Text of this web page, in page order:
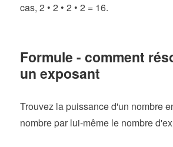
cas, 2 • 2 • 2 • 2 = 16.
Formule - comment
un exposant
Trouvez la puissance d'un nombre
nombre par lui-même le nombre